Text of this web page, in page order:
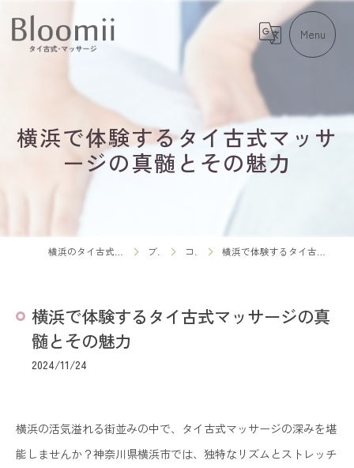
横浜で体験するタイ古式マッサ
ージの真髄とその魅力
ブログ コラム 横浜で体験するタイ古式マッサージの真髄とその魅力
横浜で体験するタイ古式マッサージの真
髄とその魅力
2024/11/24
横浜の活気溢れる街並みの中で、タイ古式マッサージの深みを堪
能しませんか？神奈川県横浜市では、独特なリズムとストレッチ